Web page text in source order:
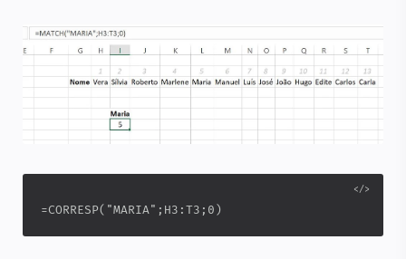
=CORRESP("MARIA";H3:T3;0)